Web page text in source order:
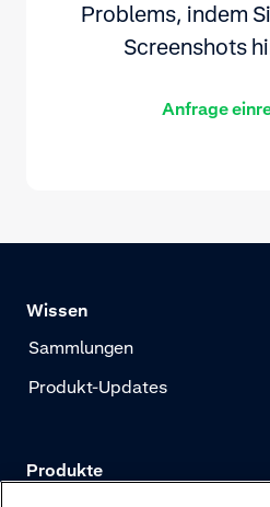
Problems, indem
Screenshots
Anfrage
Wissen
Sammlungen
Produkt-Updates
Produkte